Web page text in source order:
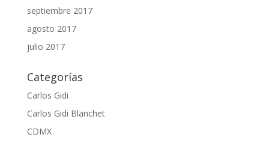
septiembre 2017
agosto 2017
julio 2017
Categorías
Carlos Gidi
Carlos Gidi Blanchet
CDMX